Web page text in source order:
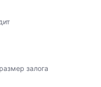
залога